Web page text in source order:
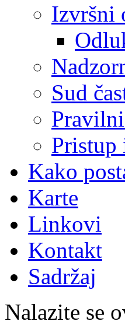
Izvršni
Sud
Pristup
Kako
Karte
Linkovi
Kontakt
Sadržaj
Nalazite se